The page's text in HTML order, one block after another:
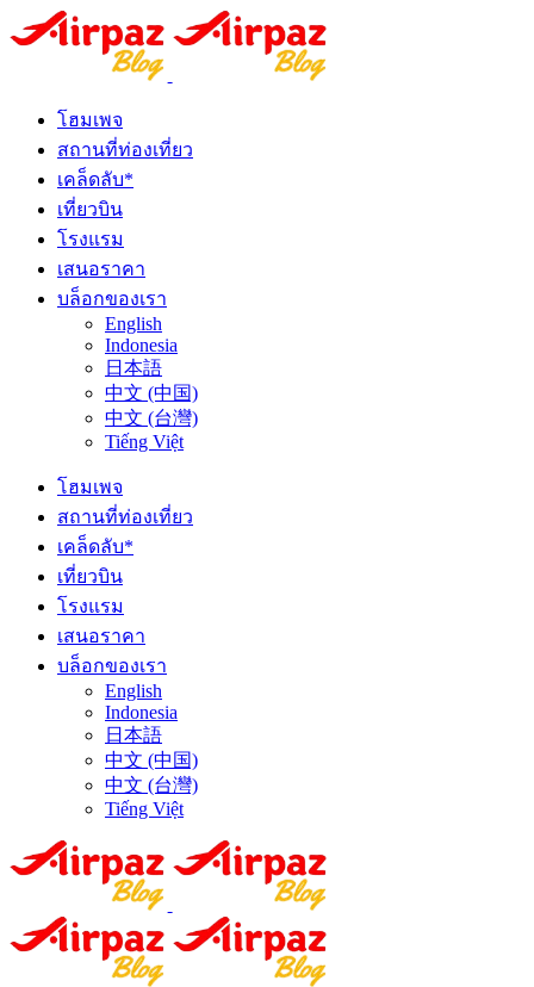
โฮมเพจ
สถานที่ท่องเที่ยว
เคล็ดลับ*
เที่ยวบิน
โรงแรม
เสนอราคา
บล็อกของเรา
English
Indonesia
日本語
中文 (中国)
中文 (台灣)
Tiếng Việt
โฮมเพจ
สถานที่ท่องเที่ยว
เคล็ดลับ*
เที่ยวบิน
โรงแรม
เสนอราคา
บล็อกของเรา
English
Indonesia
日本語
中文 (中国)
中文 (台灣)
Tiếng Việt